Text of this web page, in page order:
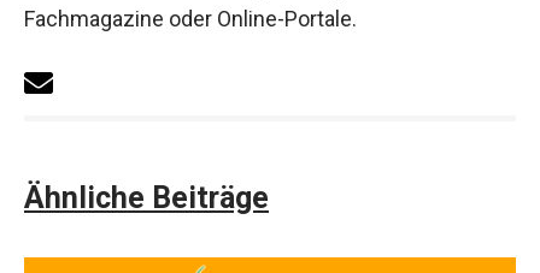
Fachmagazine oder Online-Portale.
Ähnliche Beiträge